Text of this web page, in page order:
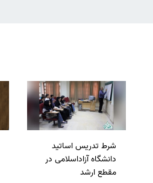
شرط تدریس اساتید
دانشگاه آزاداسلامی در
مقطع ارشد